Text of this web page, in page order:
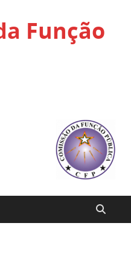
Função